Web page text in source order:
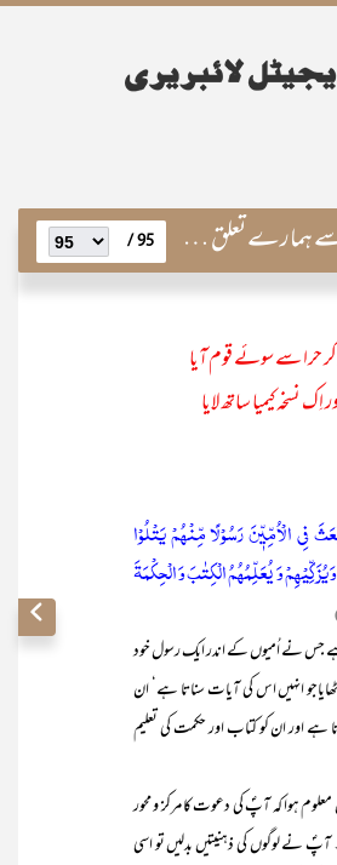
نبویؐ مشن کی تکمیل اور ہمارا فرض 95 /
کر حرا سے سوئے قوم آیا
اِک نسخہ کیمیا ساتھ لایا
فِی الۡاُمِّیّٖنَ رَسُوۡلًا مِّنۡہُمۡ یَتۡلُوۡا
وَ یُعَلِّمُہُمُ الۡکِتٰبَ وَ الۡحِکۡمَۃَ
ہے جس نے اُمیوں کے اندر ایک رسول خود
انہیں اس کی آیات سناتا ہے‘ ان
ہے اور ان کو کتاب اور حکمت کی تعلیم
کہ آپؐ کی دعوت کا مرکز و محور
آپؐ نے لوگوں کی ذہنیتیں بدلیں تو اسی